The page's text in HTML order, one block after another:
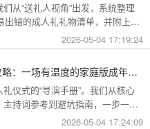
从“送礼人视角”出发，系统整理
出错的成人礼礼物清单，并附上挑
一份恰到好处的心意，为孩子（或
注脚。
2026-05-04 17:19:24
家庭成人礼仪式流程全攻略：一场有温度的家庭版成年加冕仪式
仪式的“导演手册”。我们从核心
持词参考到避坑指南，一步一步
完成一场笑泪交织、铭记终生的成
2026-05-04 17:24:09